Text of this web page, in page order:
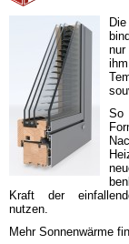
So
Kraft der
nutzen.
Mehr Sonnenwärme